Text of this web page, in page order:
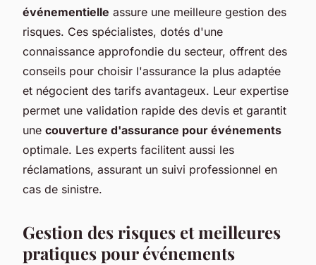
événementielle assure une meilleure gestion des
risques. Ces spécialistes, dotés d'une
connaissance approfondie du secteur, offrent des
conseils pour choisir l'assurance la plus adaptée
et négocient des tarifs avantageux. Leur expertise
permet une validation rapide des devis et garantit
une couverture d'assurance pour événements
optimale. Les experts facilitent aussi les
réclamations, assurant un suivi professionnel en
cas de sinistre.
Gestion des risques et meilleures
pratiques pour événements